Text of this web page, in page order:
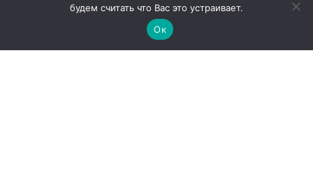
будем считать что Вас это устраивает.
Ок